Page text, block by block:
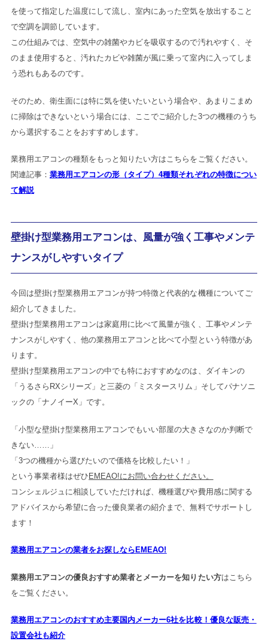
を使って指定した温度にして流し、室内にあった空気を放出すること
で空調を調節しています。
この仕組みでは、空気中の雑菌やカビを吸収するので汚れやすく、そ
のまま使用すると、汚れたカビや雑菌が風に乗って室内に入ってしま
う恐れもあるのです。
そのため、衛生面には特に気を使いたいという場合や、あまりこまめ
に掃除はできないという場合には、ここでご紹介した3つの機種のうち
から選択することをおすすめします。
業務用エアコンの種類をもっと知りたい方はこちらをご覧ください。
関連記事：業務用エアコンの形（タイプ）4種類それぞれの特徴につい
て解説
壁掛け型業務用エアコンは、風量が強く工事やメンテ
ナンスがしやすいタイプ
今回は壁掛け型業務用エアコンが持つ特徴と代表的な機種についてご
紹介してきました。
壁掛け型業務用エアコンは家庭用に比べて風量が強く、工事やメンテ
ナンスがしやすく、他の業務用エアコンと比べて小型という特徴があ
ります。
壁掛け型業務用エアコンの中でも特におすすめなのは、ダイキンの
「うるさらRXシリーズ」と三菱の「ミスタースリム」そしてパナソニ
ックの「ナノイーX」です。
「小型な壁掛け型業務用エアコンでもいい部屋の大きさなのか判断で
きない……」
「3つの機種から選びたいので価格を比較したい！」
という事業者様はぜひ EMEAO!にお問い合わせください。
コンシェルジュに相談していただければ、機種選びや費用感に関する
アドバイスから希望に合った優良業者の紹介まで、無料でサポートし
ます！
業務用エアコンの業者をお探しならEMEAO!
業務用エアコンの優良おすすめ業者とメーカーを知りたい方はこちら
をご覧ください。
業務用エアコンのおすすめ主要国内メーカー6社を比較！優良な販売・
設置会社も紹介